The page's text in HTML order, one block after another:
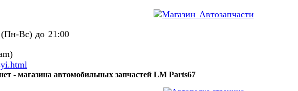
(Пн-Вс) до 21:00
- магазина автомобильных запчастей LM Parts67